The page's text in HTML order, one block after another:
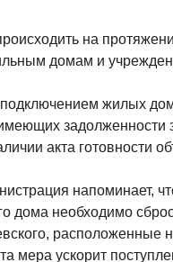
на
домам и
подключением жилых
задолженности
акта готовности
напоминает,
дома необходимо
расположенные
мера ускорит